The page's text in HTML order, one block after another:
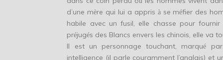
d’une mère qui lui a appris àse méfier des
habile avec un fusil, elle chasse pour
préjugés des Blancs envers les chinois, elle va
Il est un personnage touchant, marqué
intelligence (il parle couramment l’anglais) et